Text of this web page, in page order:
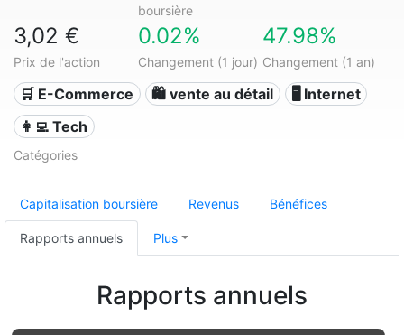
boursière
3,02 €
Prix de l'action
0.02%
Changement (1 jour)
47.98%
Changement (1 an)
🛒 E-Commerce 🛍️ vente au détail
🖥️ Internet
👩‍💻 Tech
Catégories
Capitalisation boursière Revenus Bénéfices
Rapports annuels Plus
Rapports annuels